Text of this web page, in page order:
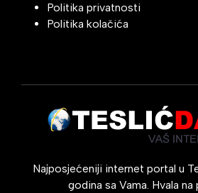
Politika privatnosti
Politika kolačića
Najposjećeniji internet portal u
godina sa Vama. Hvala na